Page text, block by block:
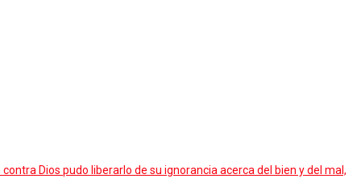
Dios pudo liberarlo de su ignorancia acerca del bien y del mal,